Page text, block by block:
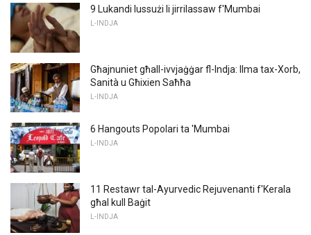
9 Lukandi lussużi li jirrilassaw f'Mumbai
L-INDJA
Għajnuniet għall-ivvjaġġar fl-Indja: Ilma tax-Xorb,
Sanità u Għixien Saħħa
L-INDJA
6 Hangouts Popolari ta 'Mumbai
L-INDJA
11 Restawr tal-Ayurvedic Rejuvenanti f'Kerala
għal kull Baġit
L-INDJA